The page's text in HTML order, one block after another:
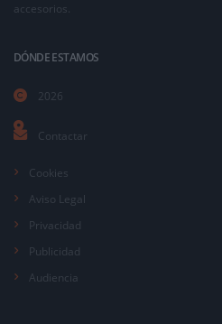
accesorios.
DÓNDE ESTAMOS
2026
Contactar
Cookies
Aviso Legal
Privacidad
Publicidad
Audiencia